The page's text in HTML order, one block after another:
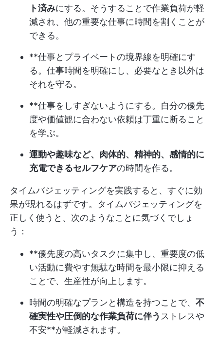
ト済みにする。そうすることで作業負荷が軽
減され、他の重要な仕事に時間を割くことが
できる。
**仕事とプライベートの境界線を明確にす
る。仕事時間を明確にし、必要なとき以外は
それを守る。
**仕事をしすぎないようにする。自分の優先
度や価値観に合わない依頼は丁重に断ること
を学ぶ。
運動や趣味など、肉体的、精神的、感情的に
充電できるセルフケアの時間を作る。
タイムバジェッティングを実践すると、すぐに効
果が現れるはずです。タイムバジェッティングを
正しく使うと、次のようなことに気づくでしょ
う：
**優先度の高いタスクに集中し、重要度の低
い活動に費やす無駄な時間を最小限に抑える
ことで、生産性が向上します。
時間の明確なプランと構造を持つことで、 不
確実性や圧倒的な作業負荷に伴う ストレスや
不安**が軽減されます。